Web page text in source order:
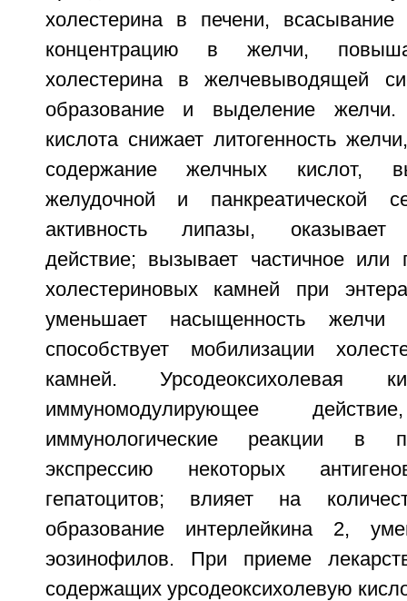
холестерина в печени,
концентрацию в желчи,
холестерина в желчевыводящей
образование и выделение желчи.
кислота снижает литогенность
содержание желчных кислот,
желудочной и панкреатической
активность липазы, оказывает
действие; вызывает частичное или
холестериновых камней при
уменьшает насыщенность желчи
способствует мобилизации
камней. Урсодеоксихолевая
иммуномодулирующее
иммунологические реакции в
экспрессию некоторых
гепатоцитов; влияет на
образование интерлейкина 2,
эозинофилов. При приеме
содержащих урсодеоксихолевую